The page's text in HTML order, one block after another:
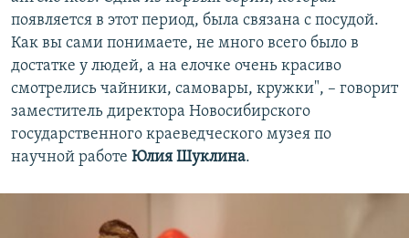
появляется в этот период, была связана с посудой.
Как вы сами понимаете, не много всего было в
достатке у людей, а на елочке очень красиво
смотрелись чайники, самовары, кружки", – говорит
заместитель директора Новосибирского
государственного краеведческого музея по
научной работе Юлия Шуклина.